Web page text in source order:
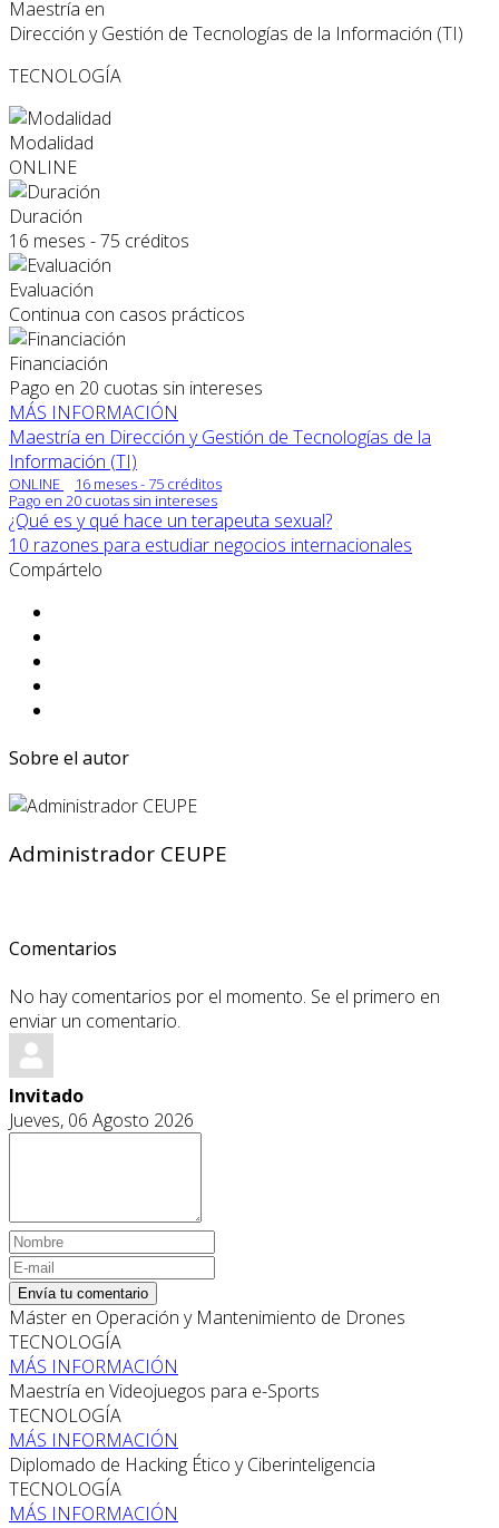
Maestría en
Dirección y Gestión de Tecnologías de la Información (TI)
TECNOLOGÍA
Modalidad
ONLINE
Duración
16 meses - 75 créditos
Evaluación
Continua con casos prácticos
Financiación
Pago en 20 cuotas sin intereses
MÁS INFORMACIÓN
Maestría en Dirección y Gestión de Tecnologías de la
Información (TI)
ONLINE
16 meses - 75 créditos
Pago en 20 cuotas sin intereses
¿Qué es y qué hace un terapeuta sexual?
10 razones para estudiar negocios internacionales
Compártelo
Sobre el autor
Administrador CEUPE
Comentarios
No hay comentarios por el momento. Se el primero en
enviar un comentario.
Invitado
Jueves, 06 Agosto 2026
Envía tu comentario
Máster en Operación y Mantenimiento de Drones
TECNOLOGÍA
MÁS INFORMACIÓN
Maestría en Videojuegos para e-Sports
TECNOLOGÍA
MÁS INFORMACIÓN
Diplomado de Hacking Ético y Ciberinteligencia
TECNOLOGÍA
MÁS INFORMACIÓN